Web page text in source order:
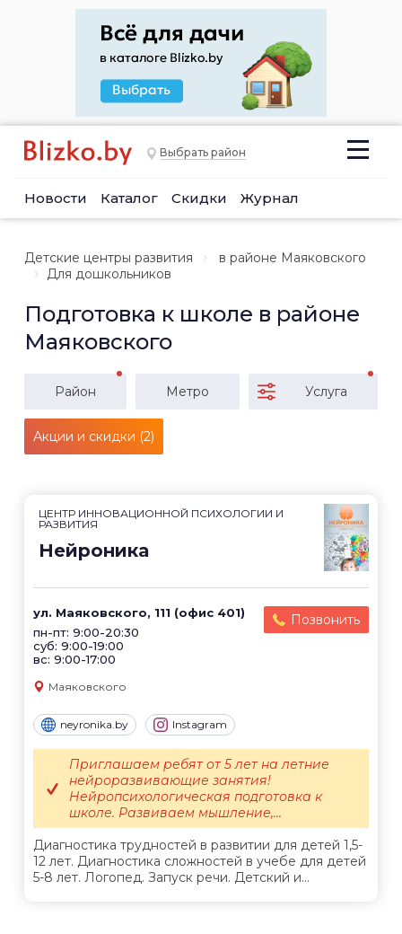
Выбрать район
Новости Каталог Скидки Журнал
Детские центры развития
в районе Маяковского
Для дошкольников
Подготовка к школе в районе
Маяковского
Район Метро Услуга
Акции и скидки (2)
ЦЕНТР ИННОВАЦИОННОЙ ПСИХОЛОГИИ И
РАЗВИТИЯ
Нейроника
ул. Маяковского, 111 (офис 401)
пн-пт: 9:00-20:30
суб: 9:00-19:00
вс: 9:00-17:00
Позвонить
Маяковского
neyronika.by Instagram
Диагностика трудностей в развитии для детей 1,5-
12 лет. Диагностика сложностей в учебе для детей
5-8 лет. Логопед. Запуск речи. Детский и...
Приглашаем ребят от 5 лет на летние
нейроразвивающие занятия!
Нейропсихологическая подготовка к
школе. Развиваем мышление,...